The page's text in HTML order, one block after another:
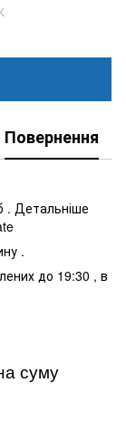
Повернення
. Детальніше
.
до 19:30 , в
суму